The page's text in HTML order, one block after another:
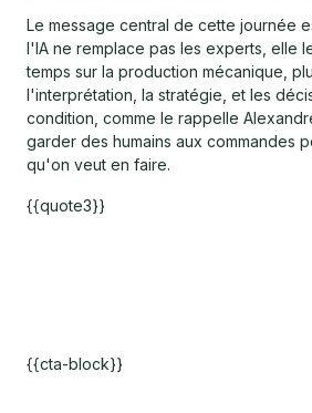
Le message central de cette journée
l'IA ne remplace pas les experts, elle
temps sur la production mécanique,
l'interprétation, la stratégie, et les
condition, comme le rappelle
garder des humains aux commandes
qu'on veut en faire.
{{quote3}}
{{cta-block}}